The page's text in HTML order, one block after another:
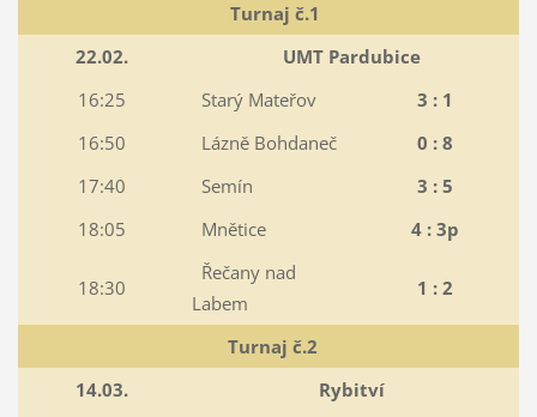
Turnaj č.1
22.02.
UMT Pardubice
16:25
Starý Mateřov
3 : 1
16:50
Lázně Bohdaneč
0 : 8
17:40
Semín
3 : 5
18:05
Mnětice 4 : 3p
18:30
Řečany nad
Labem
1 : 2
Turnaj č.2
14.03.
Rybitví